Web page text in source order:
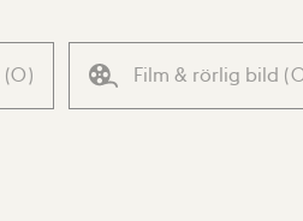
(0) Film & rörlig bild (